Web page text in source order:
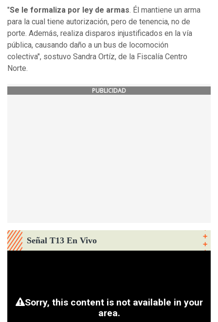
"Se le formaliza por ley de armas. Él mantiene un arma
para la cual tiene autorización, pero de tenencia, no de
porte. Además, realiza disparos injustificados en la vía
pública, causando daño a un bus de locomoción
colectiva", sostuvo Sandra Ortíz, de la Fiscalía Centro
Norte.
PUBLICIDAD
Señal T13 En Vivo